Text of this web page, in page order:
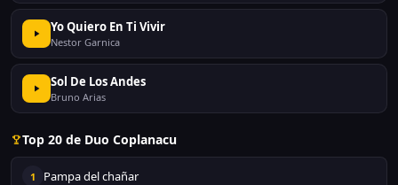
Yo Quiero En Ti Vivir
Nestor Garnica
Sol De Los Andes
Bruno Arias
Top 20 de Duo Coplanacu
1 Pampa del chañar